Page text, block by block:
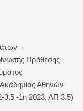
Πρόθεσης
Αθηνών
3.5 -1η 2023, ΑΠ 3.5)